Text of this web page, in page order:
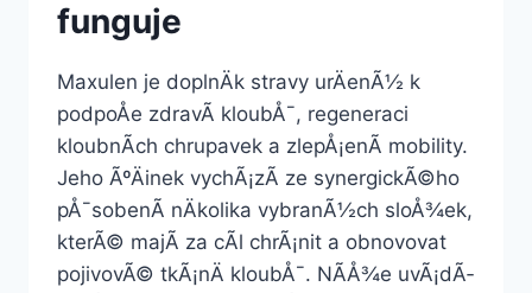
funguje
Maxulen je doplnÄk stravy urÄenÃ½ k
podpoÅe zdravÃ­ kloubÅ¯, regeneraci
kloubnÃ­ch chrupavek a zlepÅ¡enÃ­ mobility.
Jeho ÃºÄinek vychÃ¡zÃ­ ze synergickÃ©ho
pÅ¯sobenÃ­ nÄkolika vybranÃ½ch sloÅ¾ek,
kterÃ© majÃ­ za cÃ­l chrÃ¡nit a obnovovat
pojivovÃ© tkÃ¡nÄ kloubÅ¯. NÃ­Å¾e uvÃ¡dÃ­